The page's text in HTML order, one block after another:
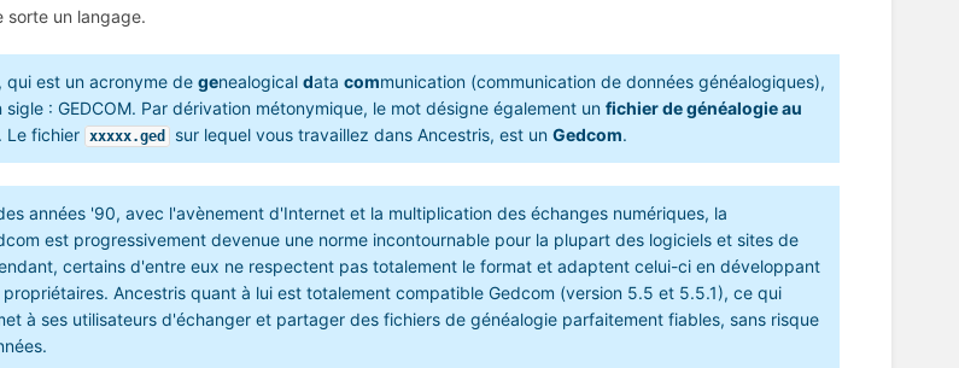
sorte un langage.
, qui est un acronyme de genealogical data communication (communication de données généalogiques),
sigle : GEDCOM. Par dérivation métonymique, le mot désigne également un fichier de généalogie au
. Le fichier xxxxx.ged sur lequel vous travaillez dans Ancestris, est un Gedcom.
années '90, avec l'avènement d'Internet et la multiplication des échanges numériques, la
est progressivement devenue une norme incontournable pour la plupart des logiciels et sites de
certains d'entre eux ne respectent pas totalement le format et adaptent celui-ci en développant
Ancestris quant à lui est totalement compatible Gedcom (version 5.5 et 5.5.1), ce qui
à ses utilisateurs d'échanger et partager des fichiers de généalogie parfaitement fiables, sans risque